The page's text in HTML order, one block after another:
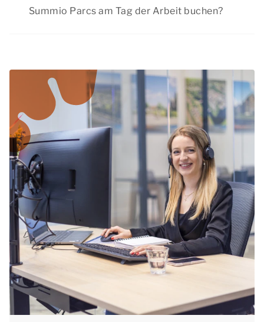
Summio Parcs am Tag der Arbeit buchen?
Sie das aktuelle Angebot auf unserer Website
und planen Sie Ihren Aufenthalt!